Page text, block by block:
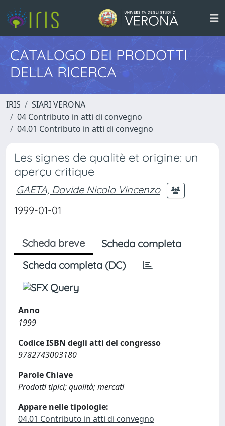
CATALOGO DEI PRODOTTI
DELLA RICERCA
IRIS
SIARI VERONA
04 Contributo in atti di convegno
04.01 Contributo in atti di convegno
Les signes de qualitè et origine: un
aperçu critique
GAETA, Davide Nicola Vincenzo
1999-01-01
Scheda breve
Scheda completa
Scheda completa (DC)
Anno
1999
Codice ISBN degli atti del congresso
9782743003180
Parole Chiave
Prodotti tipici; qualità; mercati
Appare nelle tipologie:
04.01 Contributo in atti di convegno